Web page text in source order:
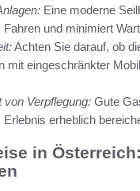
Eine moderne
Fahren und minimiert
Achten Sie darauf, ob
mit eingeschränkter
von Verpflegung: Gute
erheblich
in